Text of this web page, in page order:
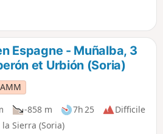
de Montejo de San Miguel.
Espagne - Muñalba, 3
et Urbión (Soria)
-858 m 7h 25
Difficile
Sierra (Soria)